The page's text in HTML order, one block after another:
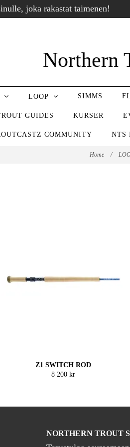
joka rakastat taimenen!
Northern
LOOP SIMMS
GUIDES KURSER
COMMUNITY NTS
Home /
Z1 SWITCH ROD
8 200 kr
NORTHERN TROUT